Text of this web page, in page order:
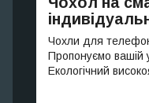
Чохли для
Пропонуємо вашій
Екологічний